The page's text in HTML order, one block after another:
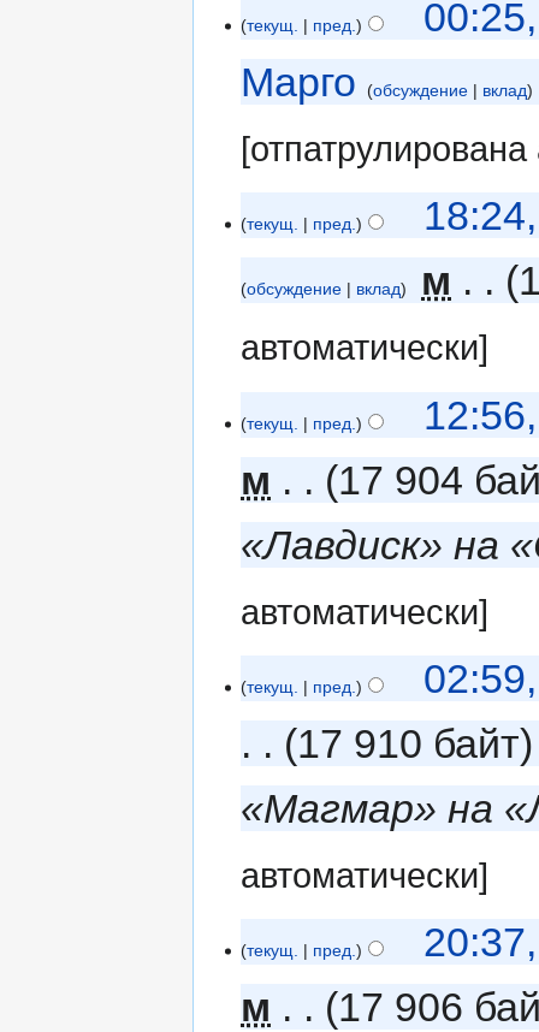
текущ. пред.
Марго
обсуждение вклад
текущ. пред.
обсуждение вклад м
автоматически]
текущ. пред.
м
17 904
«Лавдиск» на
автоматически]
текущ. пред.
17 910 байт
«Магмар» на
автоматически]
текущ. пред.
м
17 906